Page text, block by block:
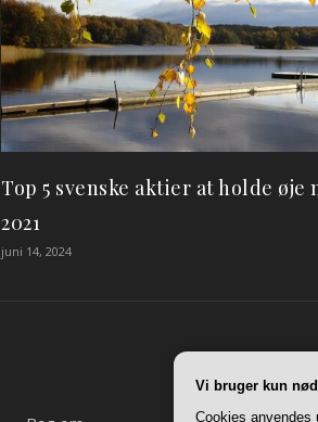
Top 5 svenske aktier at holde øje
2021
juni 14, 2024
Vi bruger kun
Cookies anvendes